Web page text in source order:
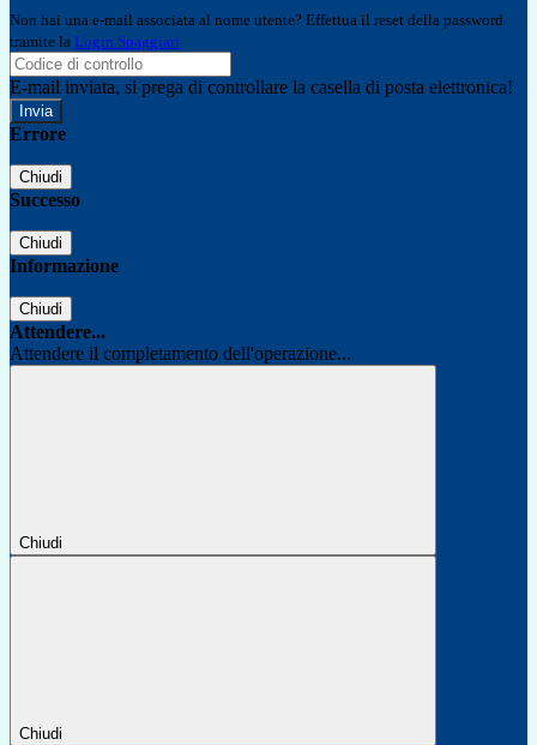
Non hai una e-mail associata al nome utente? Effettua il reset della password
tramite la Login Spaggiari
E-mail inviata, si prega di controllare la casella di posta elettronica!
Errore
Chiudi
Successo
Chiudi
Informazione
Chiudi
Attendere...
Attendere il completamento dell'operazione...
Chiudi
Chiudi